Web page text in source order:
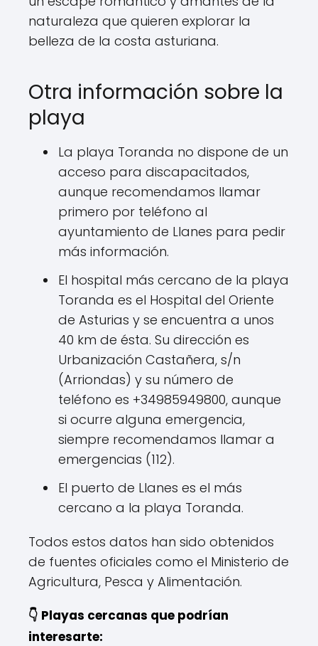
naturaleza que quieren explorar la
belleza de la costa asturiana.
Otra información sobre la
playa
La playa Toranda no dispone de un
acceso para discapacitados,
aunque recomendamos llamar
primero por teléfono al
ayuntamiento de Llanes para pedir
más información.
El hospital más cercano de la playa
Toranda es el Hospital del Oriente
de Asturias y se encuentra a unos
40 km de ésta. Su dirección es
Urbanización Castañera, s/n
(Arriondas) y su número de
teléfono es +34985949800, aunque
si ocurre alguna emergencia,
siempre recomendamos llamar a
emergencias (112).
El puerto de Llanes es el más
cercano a la playa Toranda.
Todos estos datos han sido obtenidos
de fuentes oficiales como el Ministerio de
Agricultura, Pesca y Alimentación.
👇 Playas cercanas que podrían
interesarte: